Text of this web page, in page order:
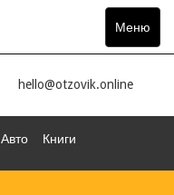
Меню
Toggle
hello@otzovik.online
Авто Книги